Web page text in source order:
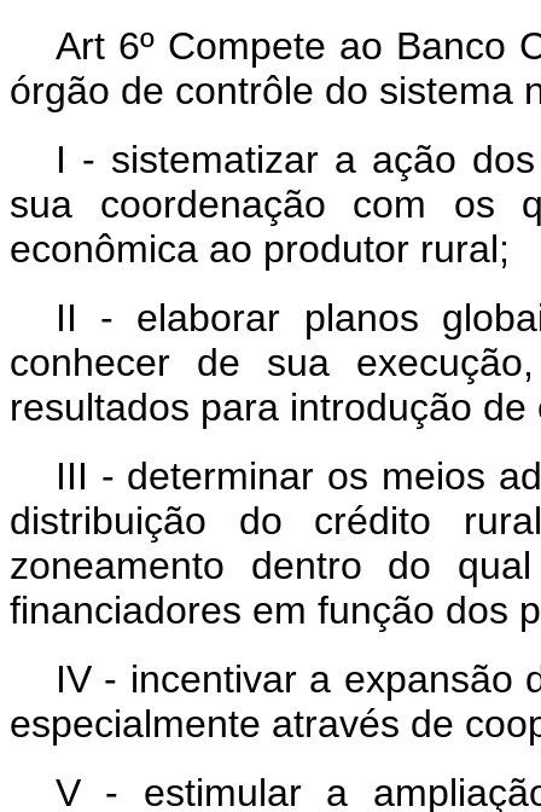
Art 6º Compete ao Banco
órgão de contrôle do sistema
I - sistematizar a ação
sua coordenação com os
econômica ao produtor rural;
II - elaborar planos
conhecer de sua
resultados para introdução
III - determinar os meios
distribuição do crédito
zoneamento dentro do
financiadores em função dos
IV - incentivar a expansão
especialmente através de
V - estimular a